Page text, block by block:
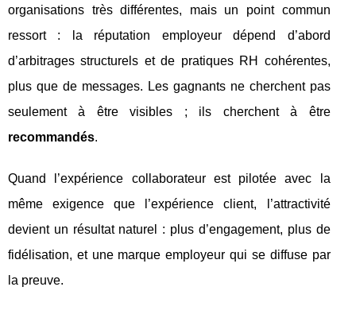
organisations très différentes, mais un point commun
ressort : la réputation employeur dépend d’abord
d’arbitrages structurels et de pratiques RH cohérentes,
plus que de messages. Les gagnants ne cherchent pas
seulement à être visibles ; ils cherchent à être
recommandés.
Quand l’expérience collaborateur est pilotée avec la
même exigence que l’expérience client, l’attractivité
devient un résultat naturel : plus d’engagement, plus de
fidélisation, et une marque employeur qui se diffuse par
la preuve.